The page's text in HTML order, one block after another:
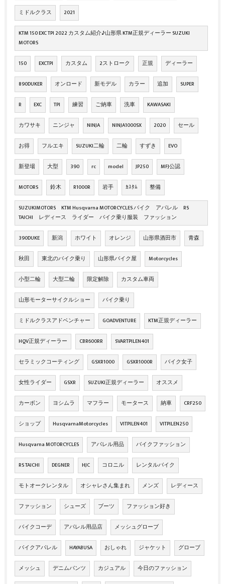
ミドルクラス 2021
KTM 150 EXC TPI 2022 カスタム紹介♪山形県 KTM正規ディーラー SUZUKI
MOTORS
150 EXCTPI カスタム 2ストローク 正規 ディーラー
890DUKER オンロード 新モデル カラー 追加 SUPER
R EXC TPI 練習 ご納車 洗車 KAWASAKI
カワサキ ニンジャ NINJA NINJA1000SX 2020 セール
お得 フルエキ SUZUKI二輪 二輪 すずき EVO
新登場 大型 390 rc model JP250 MFJ公認
MOTORS 鈴木 R1000R 岩手 ｶｽﾀﾑ 整備
SUZUKIMOTORS KTM Husqvarna MOTORCYCLES バイク アパレル RS
TAICHI レディース ライダー バイク乗り服装 ファッション
390DUKE 新潟 ホワイト オレンジ 山形県酒田市 青森
秋田 東北のバイク乗り 山形県バイク屋 Motorcycles
小型二輪 大型二輪 限定解除 カスタム車両
山形モーターサイクルショー バイク乗り
ミドルクラスアドベンチャー GOADVENTURE KTM正規ディーラー
HQV正規ディーラー CBR600RR SVARTPILEN401
セラミックコーティング GSXR1000 GSXR1000R バイク女子
女性ライダー GSXR SUZUKI正規ディーラー オススメ
カーボン ヨシムラ マフラー モータース 納車 CRF250
ショップ HusqvarnaMotorcycles VITPILEN401 VITPILEN250
Husqvarna MOTORCYCLES アパレル用品 バイクファッション
RS TAICHI DEGNER HJC コロニル レンタルバイク
モトオークレンタル オシャレさん集まれ メンズ レディース
ファッション シューズ ブーツ ファッション好き
バイクコーデ アパレル用品店 メッシュグローブ
バイクアパレル HAYABUSA おしゃれ ジャケット グローブ
メッシュ デニムパンツ カジュアル 今日のファッション